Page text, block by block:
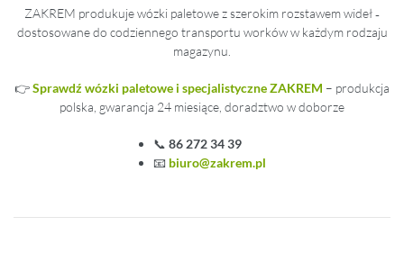
ZAKREM produkuje wózki paletowe z szerokim rozstawem wideł –
dostosowane do codziennego transportu worków w każdym rodzaju
magazynu.
👉Sprawdź wózki paletowe i specjalistyczne ZAKREM – produkcja
polska, gwarancja 24 miesiące, doradztwo w doborze
📞 86 272 34 39
📧 biuro@zakrem.pl